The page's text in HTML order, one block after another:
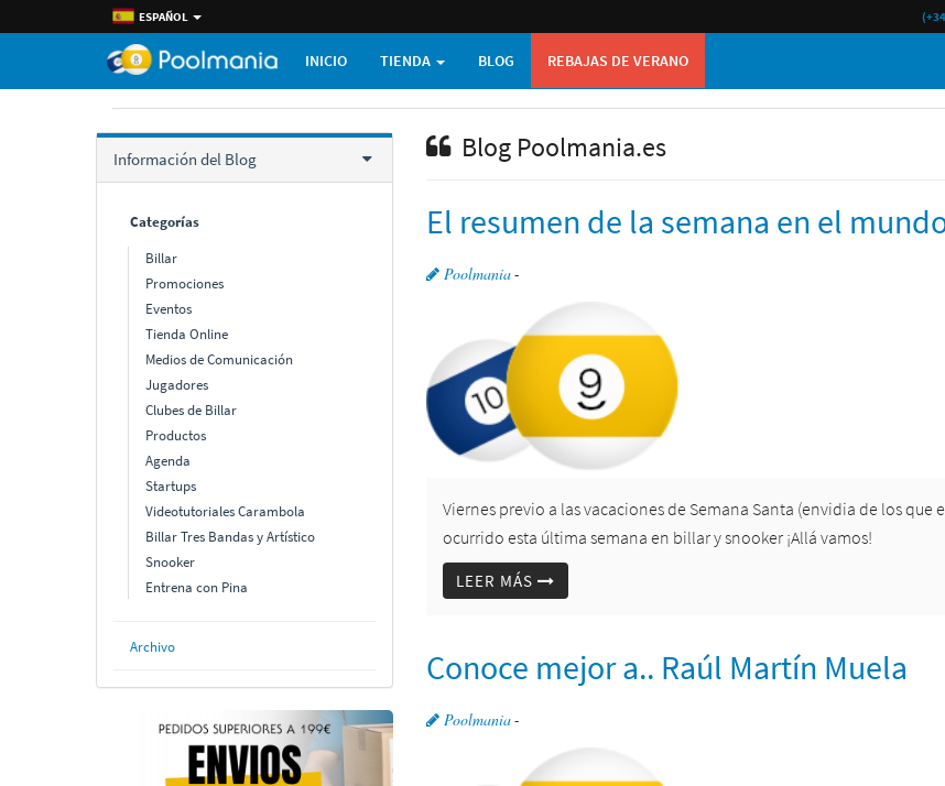
ESPAÑOL
INICIO TIENDA BLOG REBAJAS DE VERANO
Información del Blog
Categorí­as
Billar
Promociones
Eventos
Tienda Online
Medios de Comunicación
Jugadores
Clubes de Billar
Productos
Agenda
Startups
Videotutoriales Carambola
Billar Tres Bandas y Artístico
Snooker
Entrena con Pina
Archivo
Blog Poolmania.es
El resumen de la semana en el
Poolmania-
Viernes previo a las vacaciones de Semana Santa (envidia de los
ocurrido esta última semana en billar y snooker ¡Allá vamos!
LEER MÁS
Conoce mejor a.. Raúl Martín Muela
Poolmania-